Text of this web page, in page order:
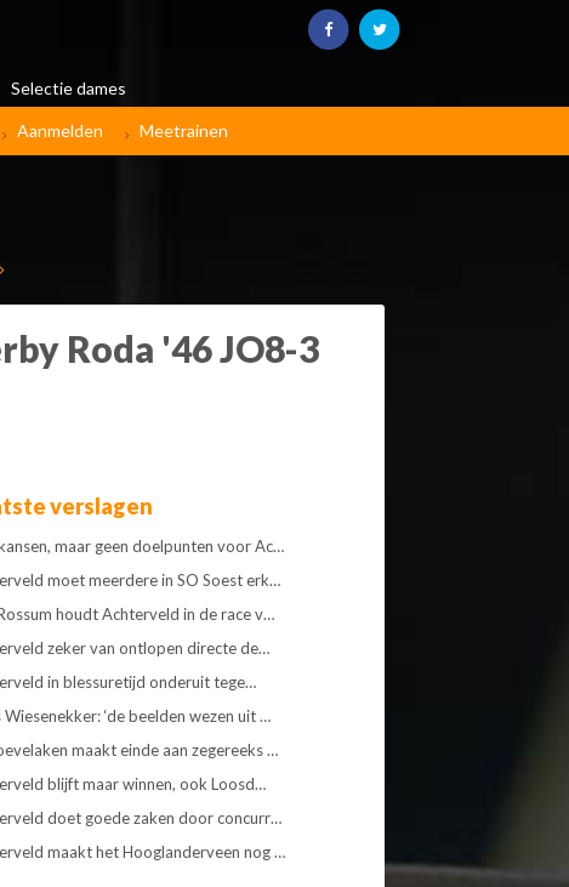
Selectie dames
Aanmelden Meetrainen
Roda '46 JO8-3
verslagen
maar geen doelpunten voor Ac…
moet meerdere in SO Soest erk…
houdt Achterveld in de race v…
zeker van ontlopen directe de…
in blessuretijd onderuit tege…
Wiesenekker: ‘de beelden wezen uit …
maakt einde aan zegereeks …
blijft maar winnen, ook Loosd…
doet goede zaken door concurr…
maakt het Hooglanderveen nog …